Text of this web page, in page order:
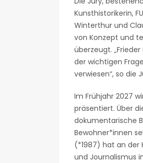
Kunsthistorikerin,
Winterthur und
von Konzept und
überzeugt.
der wichtigen
verwiesen“, so die
Im Frühjahr 2027
präsentiert. Über
dokumentarische
Bewohner*innen
(*1987) hat an der
und Journalismus